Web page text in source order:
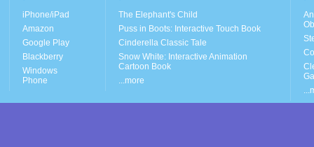
iPhone/iPad
Amazon
Google Play
Blackberry
Windows
Phone
The Elephant's Child
Puss in Boots: Interactive Touch Book
Cinderella Classic Tale
Snow White: Interactive Animation
Cartoon Book
...more